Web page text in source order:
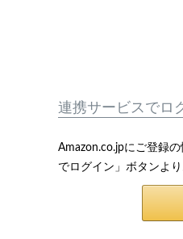
連携サービスでロ
Amazon.co.jpにご登録
でログイン」ボタンより